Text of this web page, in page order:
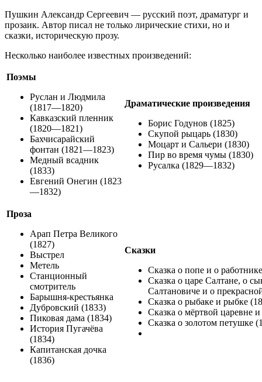
Пушкин Александр Сергеевич — русский поэт, драматург и
прозаик. Автор писал не только лирические стихи, но и
сказки, историческую прозу.
Несколько наиболее известных произведений:
Поэмы
Руслан и Людмила
(1817—1820)
Кавказский пленник
(1820—1821)
Бахчисарайский
фонтан (1821—1823)
Медный всадник
(1833)
Евгений Онегин (1823
—1832)
Драматические произведения
Борис Годунов (1825)
Скупой рыцарь (1830)
Моцарт и Сальери (1830)
Пир во время чумы (1830)
Русалка (1829—1832)
Проза
Арап Петра Великого
(1827)
Выстрел
Метель
Станционный
смотритель
Барышня-крестьянка
Дубровский (1833)
Пиковая дама (1834)
История Пугачёва
(1834)
Капитанская дочка
(1836)
Сказки
Сказка о попе и о
Сказка о царе Салтане, о
Салтановиче и о
Сказка о рыбаке и рыбке
Сказка о мёртвой царевне
Сказка о золотом петушке